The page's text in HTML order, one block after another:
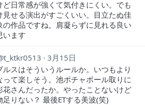
ど日常感が強くて気付きにくい。でも
見せる演出がすごくいい。目立たぬ佳
の作品ですね。肩凝らずに見れる良い
います
t_ktkr0513
3月15日
ルスはそういうルールか。いつもより
って楽しそう。池ポチャボール取りに
花さんだったか。やったことないけど
りない？ 最後ETする美波(笑)